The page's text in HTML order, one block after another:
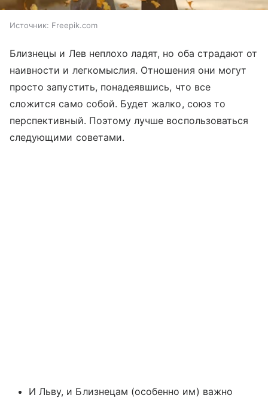
Источник: Freepik.com
Близнецы и Лев неплохо ладят, но оба страдают от
наивности и легкомыслия. Отношения они могут
просто запустить, понадеявшись, что все
сложится само собой. Будет жалко, союз то
перспективный. Поэтому лучше воспользоваться
следующими советами.
И Льву, и Близнецам (особенно им) важно